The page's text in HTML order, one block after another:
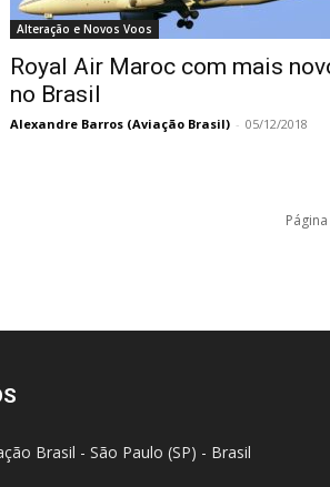
Alteração e Novos Voos
Royal Air Maroc com mais
no Brasil
Alexandre Barros (Aviação Brasil) - 05/12/2018
Brasil - São Paulo (SP) - Brasil